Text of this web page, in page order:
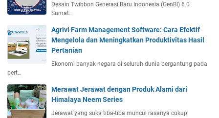
Desain Twibbon Generasi Baru Indonesia (GenBI) 6.0
Sumat…
Agrivi Farm Management Software: Cara Efektif
Mengelola dan Meningkatkan Produktivitas Hasil
Pertanian
Ekonomi banyak negara di seluruh dunia bergantung pada
pert…
Merawat Jerawat dengan Produk Alami dari
Himalaya Neem Series
Jerawat yang suka tiba-tiba muncul rasanya cukup